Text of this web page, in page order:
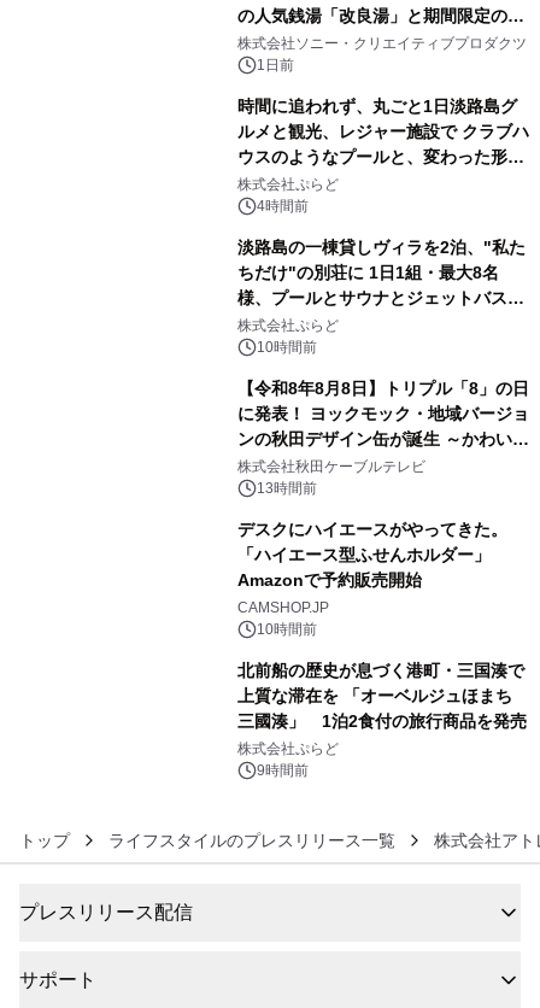
の人気銭湯「改良湯」と期間限定のコ
ラボレーション サウナイキタイコラ
ボグッズも発売決定！
株式会社ソニー・クリエイティブプロダクツ
1日前
時間に追われず、丸ごと1日淡路島グ
ルメと観光、レジャー施設で クラブハ
ウスのようなプールと、変わった形の
サウナも 「THE BOXY AWAJI」のお
得な素泊まり連泊プランで
株式会社ぷらど
4時間前
淡路島の一棟貸しヴィラを2泊、"私た
ちだけ"の別荘に 1日1組・最大8名
様、プールとサウナとジェットバス付
きで Villa Mon Temps AWAJIの連泊
素泊りプラン
株式会社ぷらど
10時間前
【令和8年8月8日】トリプル「8」の日
に発表！ ヨックモック・地域バージョ
ンの秋田デザイン缶が誕生 ～かわいい
秋田犬の子犬と秋田の四季と名所を巡
るパッケージ～ 9月1日(火)秋田県内で
株式会社秋田ケーブルテレビ
13時間前
デスクにハイエースがやってきた。
「ハイエース型ふせんホルダー」
Amazonで予約販売開始
CAMSHOP.JP
10時間前
北前船の歴史が息づく港町・三国湊で
上質な滞在を 「オーベルジュほまち
三國湊」 1泊2食付の旅行商品を発売
株式会社ぷらど
9時間前
トップ ライフスタイルのプレスリリース一覧 株式会社アト
プレスリリース配信
サポート